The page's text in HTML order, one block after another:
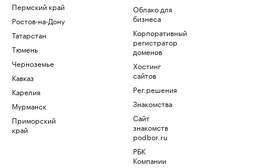
Пермский край
Ростов-на-Дону
Татарстан
Тюмень
Черноземье
Кавказ
Карелия
Мурманск
Приморский
край
Облако для
бизнеса
Корпоративный
регистратор
доменов
Хостинг
сайтов
Рег.решения
Знакомства
Сайт
знакомств
podbor.ru
РБК
Компании